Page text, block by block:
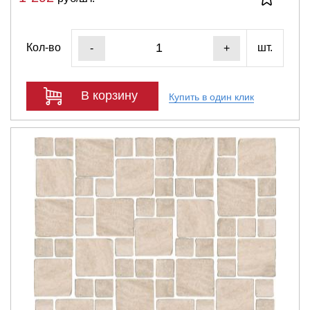
Кол-во - + шт.
В корзину Купить в один клик